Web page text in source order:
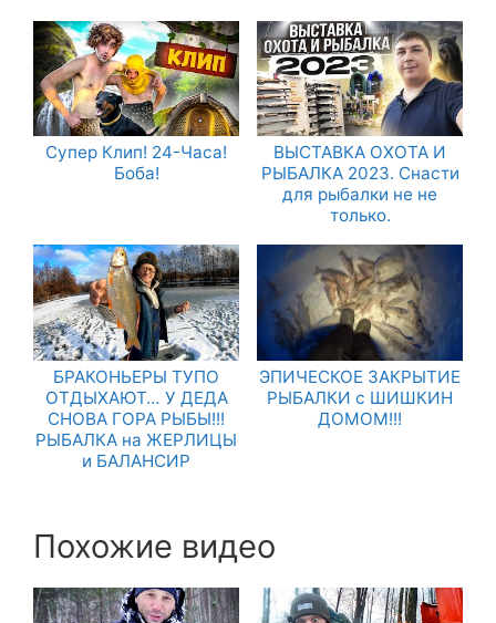
Супер Клип! 24-Часа!
Боба!
ВЫСТАВКА ОХОТА И
РЫБАЛКА 2023. Снасти
для рыбалки не не
только.
БРАКОНЬЕРЫ ТУПО
ОТДЫХАЮТ… У ДЕДА
СНОВА ГОРА РЫБЫ!!!
РЫБАЛКА на ЖЕРЛИЦЫ
и БАЛАНСИР
ЭПИЧЕСКОЕ ЗАКРЫТИЕ
РЫБАЛКИ с ШИШКИН
ДОМОМ!!!
Похожие видео